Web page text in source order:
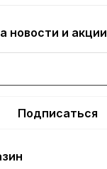
новости и акции
Подписаться